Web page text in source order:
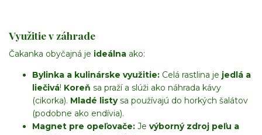
Využitie v záhrade
Čakanka obyčajná je ideálna ako:
Bylinka a kulinárske využitie: Celá rastlina je jedlá a
liečivá! Koreň sa praží a slúži ako náhrada kávy
(cikorka). Mladé listysa používajú do horkých šalátov
(podobne ako endívia).
Magnet pre opeľovače: Je výborný zdroj peľu a